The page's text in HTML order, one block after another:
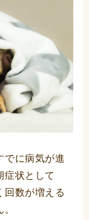
でに病気が進
症状として
回数が増える